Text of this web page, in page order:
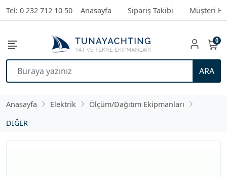
Tel: 0 232 712 10 50 Anasayfa Sipariş Takibi Müşteri
ARA
0
Anasayfa Elektrik
Ölçüm/Dağıtım Ekipmanları
DİĞER